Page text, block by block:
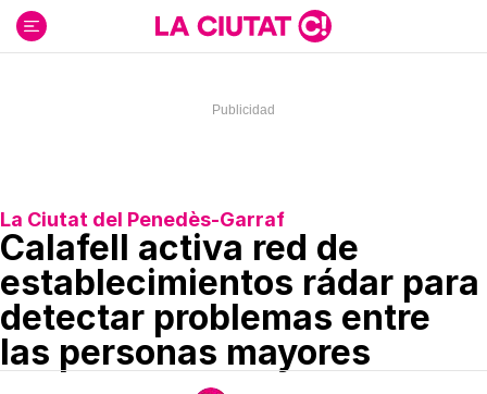
contenido
La Ciutat del Penedès-Garraf
Calafell activa red de
establecimientos rádar para
detectar problemas entre
las personas mayores